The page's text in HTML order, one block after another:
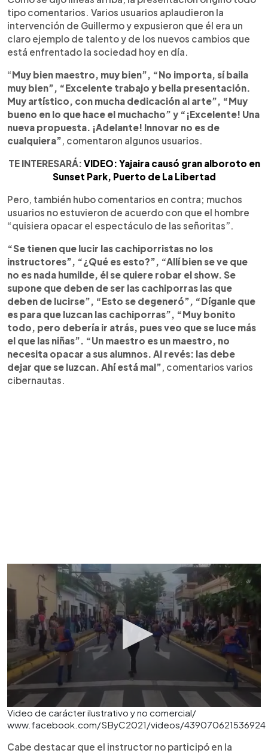
tipo comentarios. Varios usuarios aplaudieron la
intervención de Guillermo y expusieron que él era un
claro ejemplo de talento y de los nuevos cambios que
está enfrentado la sociedad hoy en día.
“Muy bien maestro, muy bien”, “No importa, sí baila
muy bien”, “Excelente trabajo y bella presentación.
Muy artístico, con mucha dedicación al arte”, “Muy
bueno en lo que hace el muchacho” y “¡Excelente! Una
nueva propuesta. ¡Adelante! Innovar no es de
cualquiera”, comentaron algunos usuarios.
TE INTERESARÁ: VIDEO: Yajaira causó gran alboroto en
Sunset Park, Puerto de La Libertad
Pero, también hubo comentarios en contra; muchos
usuarios no estuvieron de acuerdo con que el hombre
“quisiera opacar el espectáculo de las señoritas”.
“Se tienen que lucir las cachiporristas no los
instructores”, “¿Qué es esto?”, “Allí bien se ve que
no es nada humilde, él se quiere robar el show. Se
supone que deben de ser las cachiporras las que
deben de lucirse”, “Esto se degeneró”, “Díganle que
es para que luzcan las cachiporras”, “Muy bonito
todo, pero debería ir atrás, pues veo que se luce más
el que las niñas”. “Un maestro es un maestro, no
necesita opacar a sus alumnos. Al revés: las debe
dejar que se luzcan. Ahí está mal”, comentarios varios
cibernautas.
Video de carácter ilustrativo y no comercial/
www.facebook.com/SByC2021/videos/439070621536924
Cabe destacar que el instructor no participó en la